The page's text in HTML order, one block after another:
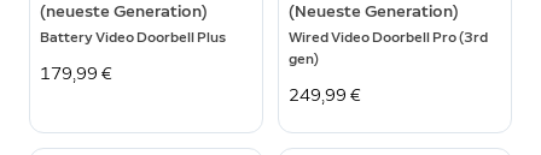
(neueste Generation)
Battery Video Doorbell Plus
179,99 €
(Neueste Generation)
Wired Video Doorbell Pro (3rd
gen)
249,99 €